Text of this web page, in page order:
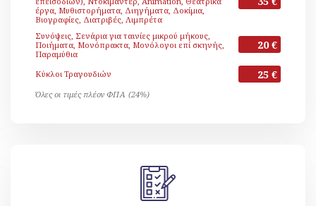
έργα, Μυθιστορήματα, Διηγήματα, Δοκίμια,
Βιογραφίες, Διατριβές, Λιμπρέτα
Συνόψεις, Σενάρια για ταινίες μικρού μήκους,
Ποιήματα, Μονόπρακτα, Μονόλογοι επί σκηνής,
Παραμύθια
20 €
Κύκλοι Τραγουδιών 25 €
Όλες οι τιμές πλέον ΦΠΑ (24%)